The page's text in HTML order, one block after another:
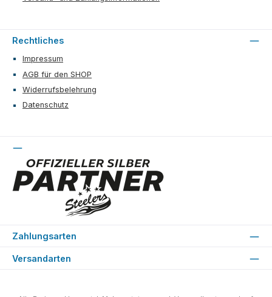
Rechtliches
Impressum
AGB für den SHOP
Widerrufsbelehrung
Datenschutz
Zahlungsarten
Versandarten